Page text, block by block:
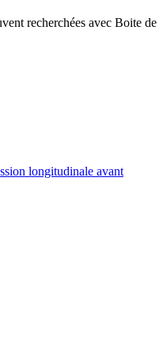
recherchées avec Boite de
longitudinale avant